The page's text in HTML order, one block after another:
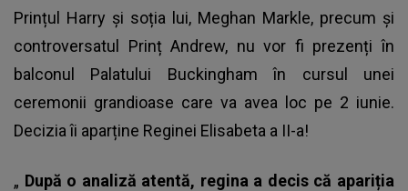
Prințul Harry și soția lui, Meghan Markle, precum și
controversatul Prinț Andrew, nu vor fi prezenți în
balconul Palatului Buckingham în cursul unei
ceremonii grandioase care va avea loc pe 2 iunie.
Decizia îi aparține Reginei Elisabeta a II-a!
„ După o analiză atentă, regina a decis că apariția